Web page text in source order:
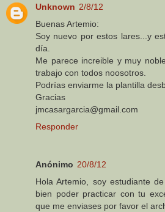
Unknown 2/8/12
Buenas Artemio:
Soy nuevo por estos lares...y
día.
Me parece increible y muy
trabajo con todos noosotros.
Podrías enviarme la plantilla
Gracias
jmcasargarcia@gmail.com
Responder
Anónimo 20/8/12
Hola Artemio, soy estudiante
bien poder practicar con tu
que me enviases por favor el